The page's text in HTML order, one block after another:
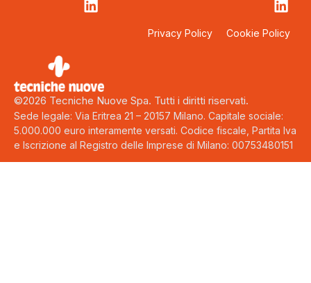
Privacy Policy Cookie Policy
©2026 Tecniche Nuove Spa. Tutti i diritti riservati.
Sede legale: Via Eritrea 21 – 20157 Milano. Capitale sociale:
5.000.000 euro interamente versati. Codice fiscale, Partita Iva
e Iscrizione al Registro delle Imprese di Milano: 00753480151